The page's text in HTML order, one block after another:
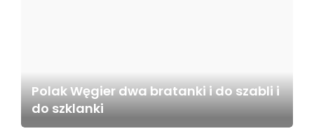
Polak Węgier dwa bratanki i do szabli i
do szklanki